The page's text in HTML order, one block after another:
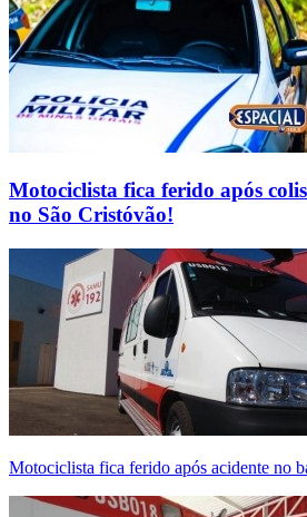
Motociclista fica ferido após
no São Cristóvão!
Motociclista fica ferido após acidente no